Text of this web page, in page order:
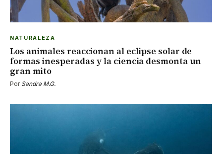
NATURALEZA
Los animales reaccionan al eclipse solar de
formas inesperadas y la ciencia desmonta un
gran mito
Por Sandra M.G.